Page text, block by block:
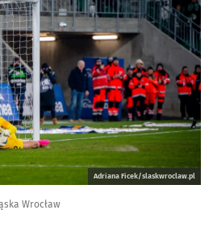
Adriana Ficek/slaskwroclaw.pl
Wrocław